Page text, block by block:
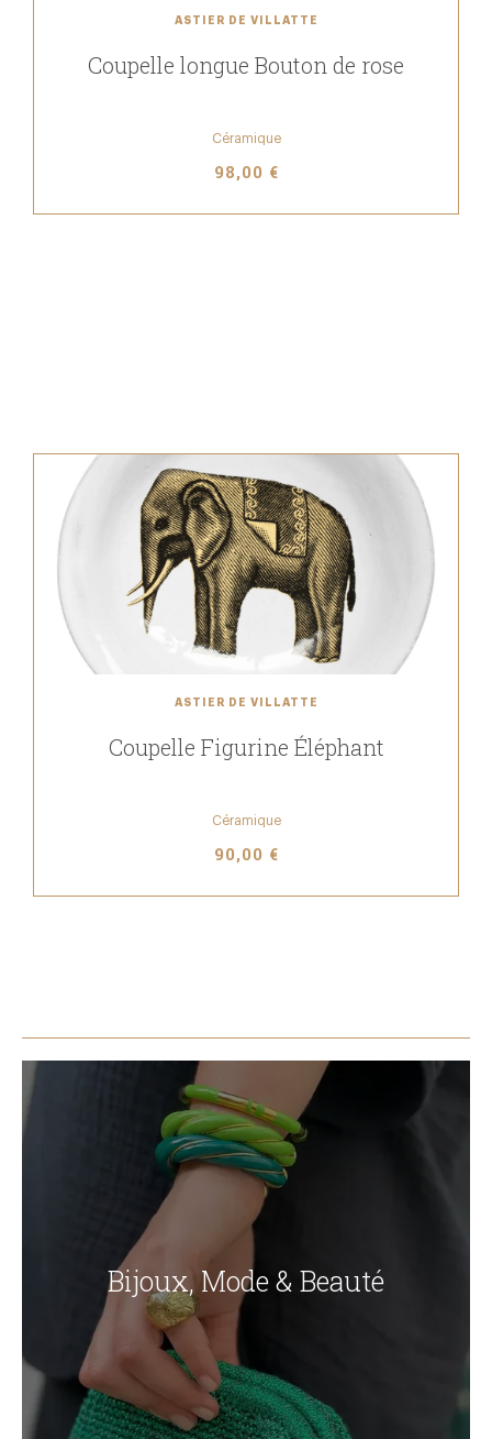
ASTIER DE VILLATTE
Coupelle longue Bouton de rose
Céramique
98,00 €
ASTIER DE VILLATTE
Coupelle Figurine Éléphant
Céramique
90,00 €
Bijoux, Mode & Beauté